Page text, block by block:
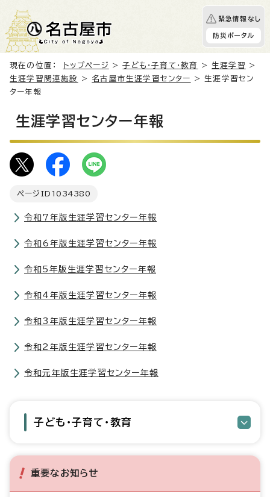
緊急情報なし
防災ポータル
現在の位置： トップページ >子ども・子育て・教育 >生涯学習
>
生涯学習関連施設
> 名古屋市生涯学習センター
> 生涯学習セン
ター年報
生涯学習センター年報
ページID 1034380
令和7年版生涯学習センター年報
令和6年版生涯学習センター年報
令和5年版生涯学習センター年報
令和4年版生涯学習センター年報
令和3年版生涯学習センター年報
令和2年版生涯学習センター年報
令和元年版生涯学習センター年報
子ども・子育て・教育
重要なお知らせ